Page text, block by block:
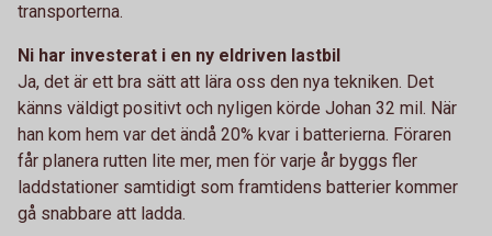
transporterna.
Ni har investerat i en ny eldriven lastbil
Ja, det är ett bra sätt att lära oss den nya tekniken. Det
känns väldigt positivt och nyligen körde Johan 32 mil. När
han kom hem var det ändå 20% kvar i batterierna. Föraren
får planera rutten lite mer, men för varje år byggs fler
laddstationer samtidigt som framtidens batterier kommer
gå snabbare att ladda.